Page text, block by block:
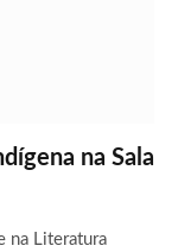
na Sala
na Literatura